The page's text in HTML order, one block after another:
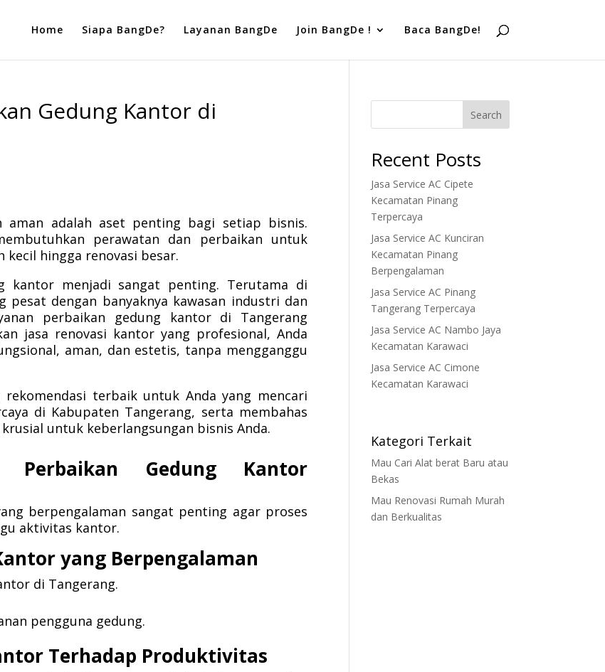
Home Siapa BangDe? Layanan BangDe Join BangDe ! Baca BangDe!
Gedung Kantor di
aman adalah aset penting bagi setiap bisnis.
perawatan dan perbaikan untuk
hingga renovasi besar.
kantor menjadi sangat penting. Terutama di
pesat dengan banyaknya kawasan industri dan
perbaikan gedung kantor di Tangerang
jasa renovasi kantor yang profesional, Anda
aman, dan estetis, tanpa mengganggu
terbaik untuk Anda yang mencari
di Kabupaten Tangerang, serta membahas
untuk keberlangsungan bisnis Anda.
Perbaikan Gedung Kantor
berpengalaman sangat penting agar proses
aktivitas kantor.
yang Berpengalaman
di Tangerang.
pengguna gedung.
Terhadap Produktivitas
Search
Recent Posts
Jasa Service AC Cipete
Kecamatan Pinang
Terpercaya
Jasa Service AC Kunciran
Kecamatan Pinang
Berpengalaman
Jasa Service AC Pinang
Tangerang Terpercaya
Jasa Service AC Nambo Jaya
Kecamatan Karawaci
Jasa Service AC Cimone
Kecamatan Karawaci
Kategori Terkait
Mau Cari Alat berat Baru atau
Bekas
Mau Renovasi Rumah Murah
dan Berkualitas